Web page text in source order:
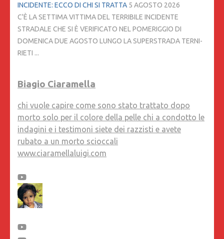
INCIDENTE: ECCO DI CHI SI TRATTA 5 AGOSTO 2026
C'È LA SETTIMA VITTIMA DEL TERRIBILE INCIDENTE
STRADALE CHE SI È VERIFICATO NEL POMERIGGIO DI
DOMENICA DUE AGOSTO LUNGO LA SUPERSTRADA TERNI-
RIETI ...
Biagio Ciaramella
chi vuole capire come sono stato trattato dopo
morto solo per il colore della pelle chi a condotto le
indagini e i testimoni siete dei razzisti e avete
rubato a un morto scioccali
www.ciaramellaluigi.com